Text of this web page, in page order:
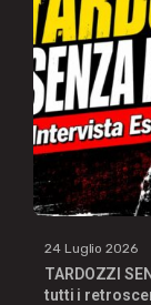
24 Luglio 2026
TARDOZZI
tutti i